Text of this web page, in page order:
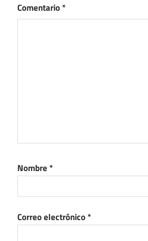
Comentario*
Nombre *
Correo electrónico*